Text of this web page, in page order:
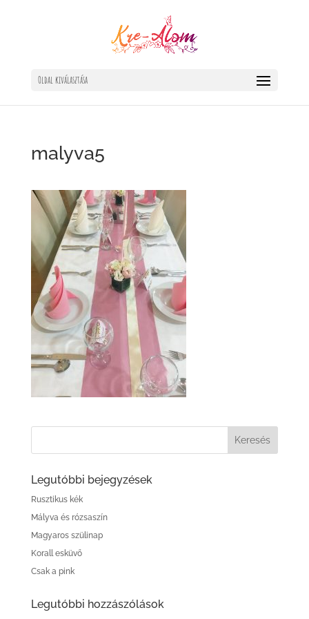
Oldal kiválasztása
malyva5
Legutóbbi bejegyzések
Rusztikus kék
Mályva és rózsaszín
Magyaros szülinap
Korall esküvő
Csak a pink
Legutóbbi hozzászólások